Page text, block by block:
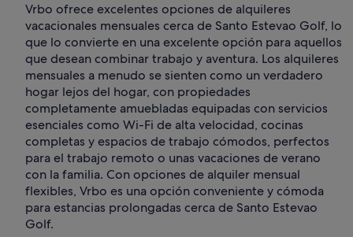
Vrbo ofrece excelentes opciones de alquileres
vacacionales mensuales cerca de Santo Estevao Golf, lo
que lo convierte en una excelente opción para aquellos
que desean combinar trabajo y aventura. Los alquileres
mensuales a menudo se sienten como un verdadero
hogar lejos del hogar, con propiedades
completamente amuebladas equipadas con servicios
esenciales como Wi-Fi de alta velocidad, cocinas
completas y espacios de trabajo cómodos, perfectos
para el trabajo remoto o unas vacaciones de verano
con la familia. Con opciones de alquiler mensual
flexibles, Vrbo es una opción conveniente y cómoda
para estancias prolongadas cerca de Santo Estevao
Golf.